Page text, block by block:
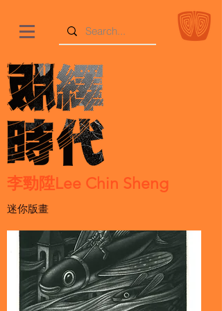
李勁陞Lee Chin Sheng
迷你版畫